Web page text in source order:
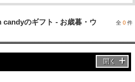
のギフト - お歳暮・ウ
全 0 件
開く